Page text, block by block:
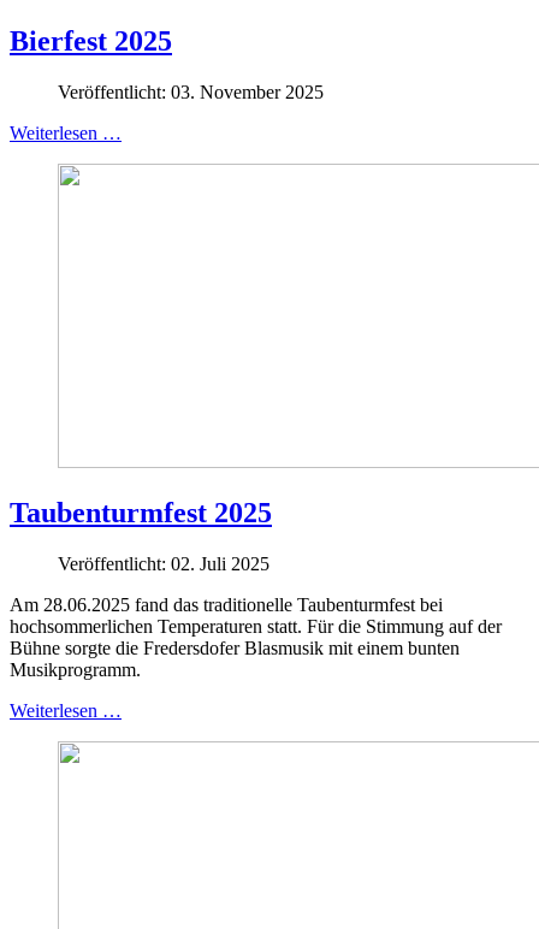
Bierfest 2025
Veröffentlicht: 03. November 2025
Weiterlesen …
Taubenturmfest 2025
Veröffentlicht: 02. Juli 2025
Am 28.06.2025 fand das traditionelle Taubenturmfest bei
hochsommerlichen Temperaturen statt. Für die Stimmung auf der
Bühne sorgte die Fredersdofer Blasmusik mit einem bunten
Musikprogramm.
Weiterlesen …